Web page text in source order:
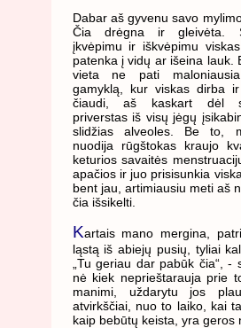
Dabar aš gyvenu savo
Čia drėgna ir gleivėta.
įkvėpimu ir iškvėpimu
patenka į vidų ar išeina lauk.
vieta ne pati
gamyklą, kur viskas dirba
čiaudi, aš kaskart dėl
priverstas iš visų jėgų
slidžias alveoles. Be to,
nuodija rūgštokas kraujo
keturios savaitės
apačios ir juo prisisunkia
bent jau, artimiausiu meti aš
čia išsikelti.
Kartais mano mergina,
ląstą iš abiejų pusių, tyliai
„Tu geriau dar pabūk čia“, -
nė kiek neprieštarauja prie
manimi, uždarytu jos
atvirkščiai, nuo to laiko, kai
kaip bebūtų keista, yra geros